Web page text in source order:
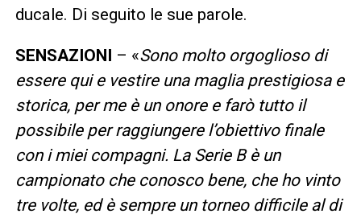
ducale. Di seguito le sue parole.
SENSAZIONI – «Sono molto orgoglioso di
essere qui e vestire una maglia prestigiosa e
storica, per me è un onore e farò tutto il
possibile per raggiungere l’obiettivo finale
con i miei compagni. La Serie B è un
campionato che conosco bene, che ho vinto
tre volte, ed è sempre un torneo difficile al di